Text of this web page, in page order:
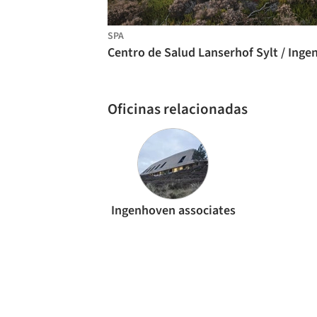
SPA
Oficinas relacionadas
Ingenhoven associates